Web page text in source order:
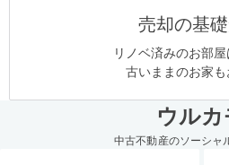
売却の基
リノベ済みのお部
古いままのお家
ウルカ
中古不動産のソーシャ